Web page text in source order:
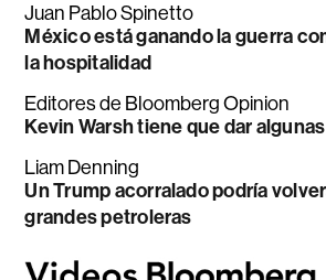
Juan Pablo Spinetto
México está ganando la guerra
la hospitalidad
Editores de Bloomberg Opinion
Kevin Warsh tiene que dar
Liam Denning
Un Trump acorralado podría
grandes petroleras